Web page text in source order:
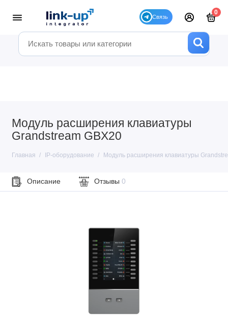
0
Модуль расширения клавиатуры
Grandstream GBX20
Главная IP-оборудование Модуль расширения клавиатуры
Описание Отзывы 0